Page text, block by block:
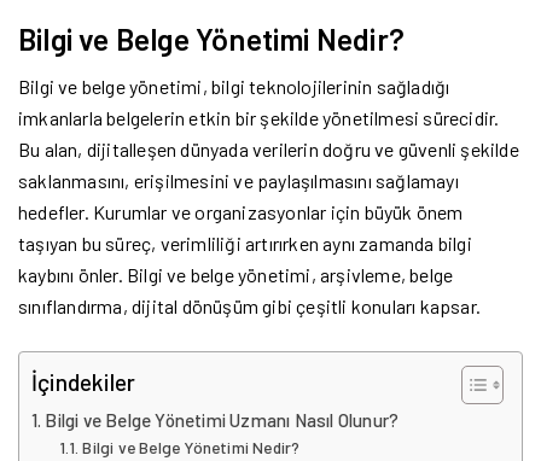
Bilgi ve Belge Yönetimi Nedir?
Bilgi ve belge yönetimi, bilgi teknolojilerinin sağladığı
imkanlarla belgelerin etkin bir şekilde yönetilmesi sürecidir.
Bu alan, dijitalleşen dünyada verilerin doğru ve güvenli şekilde
saklanmasını, erişilmesini ve paylaşılmasını sağlamayı
hedefler. Kurumlar ve organizasyonlar için büyük önem
taşıyan bu süreç, verimliliği artırırken aynı zamanda bilgi
kaybını önler. Bilgi ve belge yönetimi, arşivleme, belge
sınıflandırma, dijital dönüşüm gibi çeşitli konuları kapsar.
İçindekiler
Bilgi ve Belge Yönetimi Uzmanı Nasıl Olunur?
Bilgi ve Belge Yönetimi Nedir?